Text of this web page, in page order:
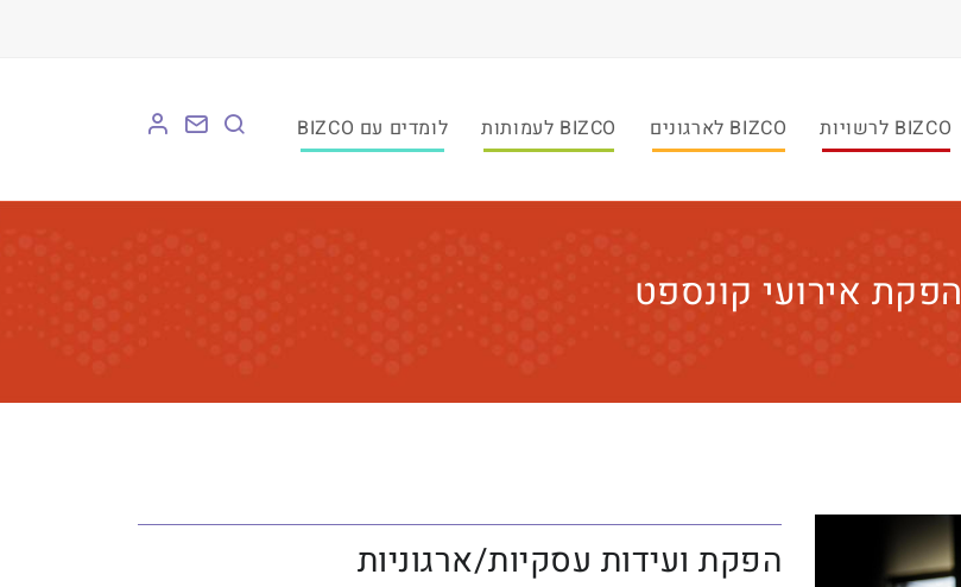
BIZCO לרשויות BIZCO לארגונים BIZCO לעמותות לומדים עם BIZCO
הפקת אירועי קונספט
הפקת ועידות עסקיות/ארגוניות